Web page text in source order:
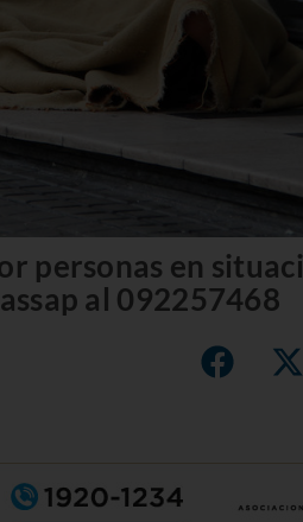
personas en
al 092257468